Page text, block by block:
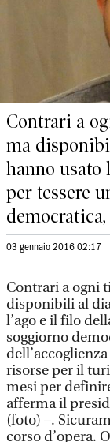
Contrari a
ma
hanno usato
per tessere
democratica,
03 gennaio 2016 02:17
Contrari a ogni
disponibili al
l’ago e il filo
soggiorno
risorse per il
mesi per
afferma il
(foto) –.
corso d’opera.